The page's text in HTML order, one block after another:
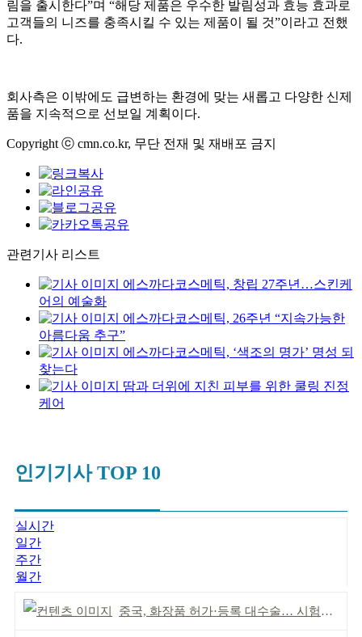
림을 출시한다”며 “해당 제품은 우수한 발림성과 효능 효과로
고객들의 니즈를 충족시킬 수 있는 제품이 될 것”이라고 전했
다.
회사측은 이밖에도 급변하는 환경에 맞는 새롭고 다양한 신제
품을 지속적으로 선보일 계획이다.
Copyright ⓒ cmn.co.kr, 무단 전재 및 재배포 금지
관련기사 리스트
에스까다코스메틱, 창립 27주년…스킨케
어의 예술화
에스까다코스메틱, 26주년 “지속가능한
아름다움 추구”
에스까다코스메틱, ‘색조의 명가’ 명성 되
찾는다
땀과 더위에 지친 피부를 위한 쿨링 진정
케어
인기기사 TOP 10
실시간
일간
주간
월간
중국, 화장품 허가·등록 대수술… 시험자료 공용 허용